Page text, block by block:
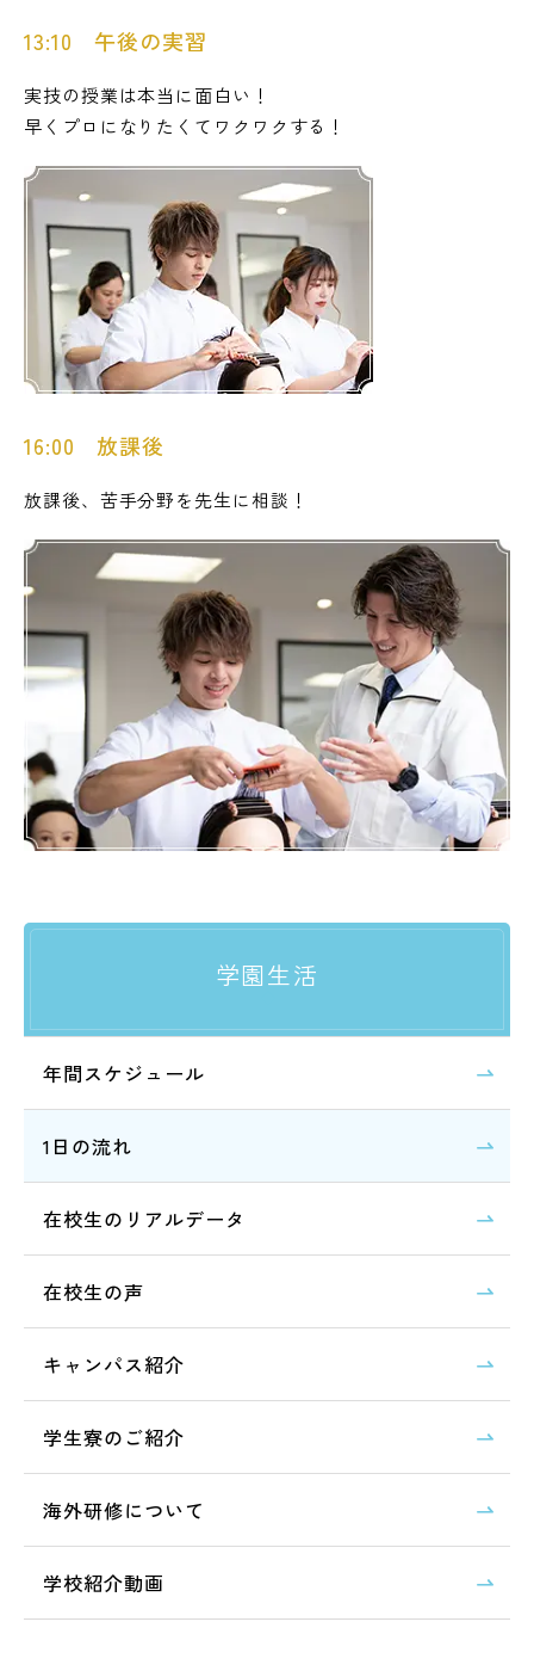
13:10 午後の実習
実技の授業は本当に面白い！
早くプロになりたくてワクワクする！
16:00 放課後
放課後、苦手分野を先生に相談！
学園生活
年間スケジュール
1日の流れ
在校生のリアルデータ
在校生の声
キャンパス紹介
学生寮のご紹介
海外研修について
学校紹介動画